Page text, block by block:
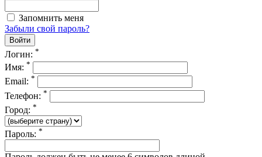
Запомнить меня
Забыли свой пароль?
Логин: *
Имя: *
Email: *
Телефон: *
Город: *
Пароль: *